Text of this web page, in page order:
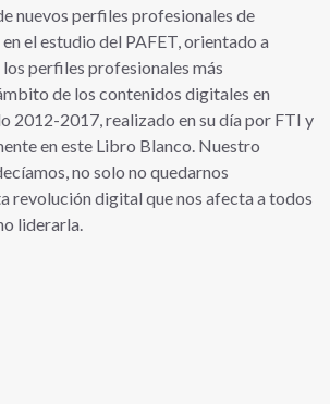
nuevos perfiles profesionales de
el estudio del PAFET, orientado a
perfiles profesionales más
de los contenidos digitales en
2012-2017, realizado en su día por FTI y
en este Libro Blanco. Nuestro
no solo no quedarnos
revolución digital que nos afecta a todos
liderarla.